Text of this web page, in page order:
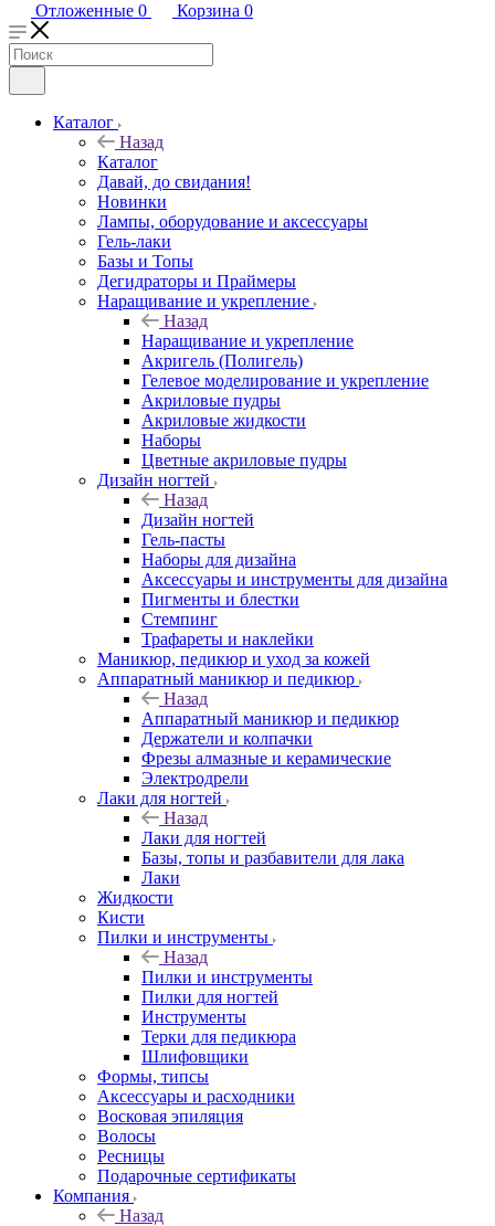
Отложенные 0 Корзина 0
Каталог
Назад
Каталог
Давай, до свидания!
Новинки
Лампы, оборудование и аксессуары
Гель-лаки
Базы и Топы
Дегидраторы и Праймеры
Наращивание и укрепление
Назад
Наращивание и укрепление
Акригель (Полигель)
Гелевое моделирование и укрепление
Акриловые пудры
Акриловые жидкости
Наборы
Цветные акриловые пудры
Дизайн ногтей
Назад
Дизайн ногтей
Гель-пасты
Наборы для дизайна
Аксессуары и инструменты для дизайна
Пигменты и блестки
Стемпинг
Трафареты и наклейки
Маникюр, педикюр и уход за кожей
Аппаратный маникюр и педикюр
Назад
Аппаратный маникюр и педикюр
Держатели и колпачки
Фрезы алмазные и керамические
Электродрели
Лаки для ногтей
Назад
Лаки для ногтей
Базы, топы и разбавители для лака
Лаки
Жидкости
Кисти
Пилки и инструменты
Назад
Пилки и инструменты
Пилки для ногтей
Инструменты
Терки для педикюра
Шлифовщики
Формы, типсы
Аксессуары и расходники
Восковая эпиляция
Волосы
Ресницы
Подарочные сертификаты
Компания
Назад